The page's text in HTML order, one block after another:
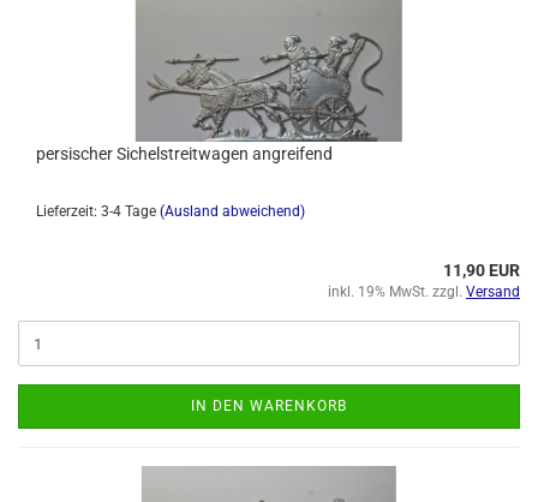
persischer Sichelstreitwagen angreifend
Lieferzeit: 3-4 Tage (Ausland abweichend)
11,90 EUR
inkl. 19% MwSt. zzgl. Versand
IN DEN WARENKORB